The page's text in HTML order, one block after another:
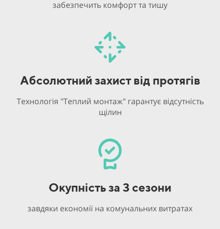
забезпечить комфорт та тишу
Абсолютний захист від протягів
Технологія "Теплий монтаж" гарантує відсутність
щілин
Окупність за 3 сезони
завдяки економії на комунальних витратах